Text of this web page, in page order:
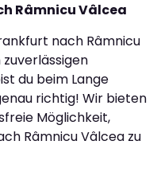
Râmnicu Vâlcea
nach Râmnicu
du beim Lange
richtig! Wir bieten
Möglichkeit,
Râmnicu Vâlcea zu